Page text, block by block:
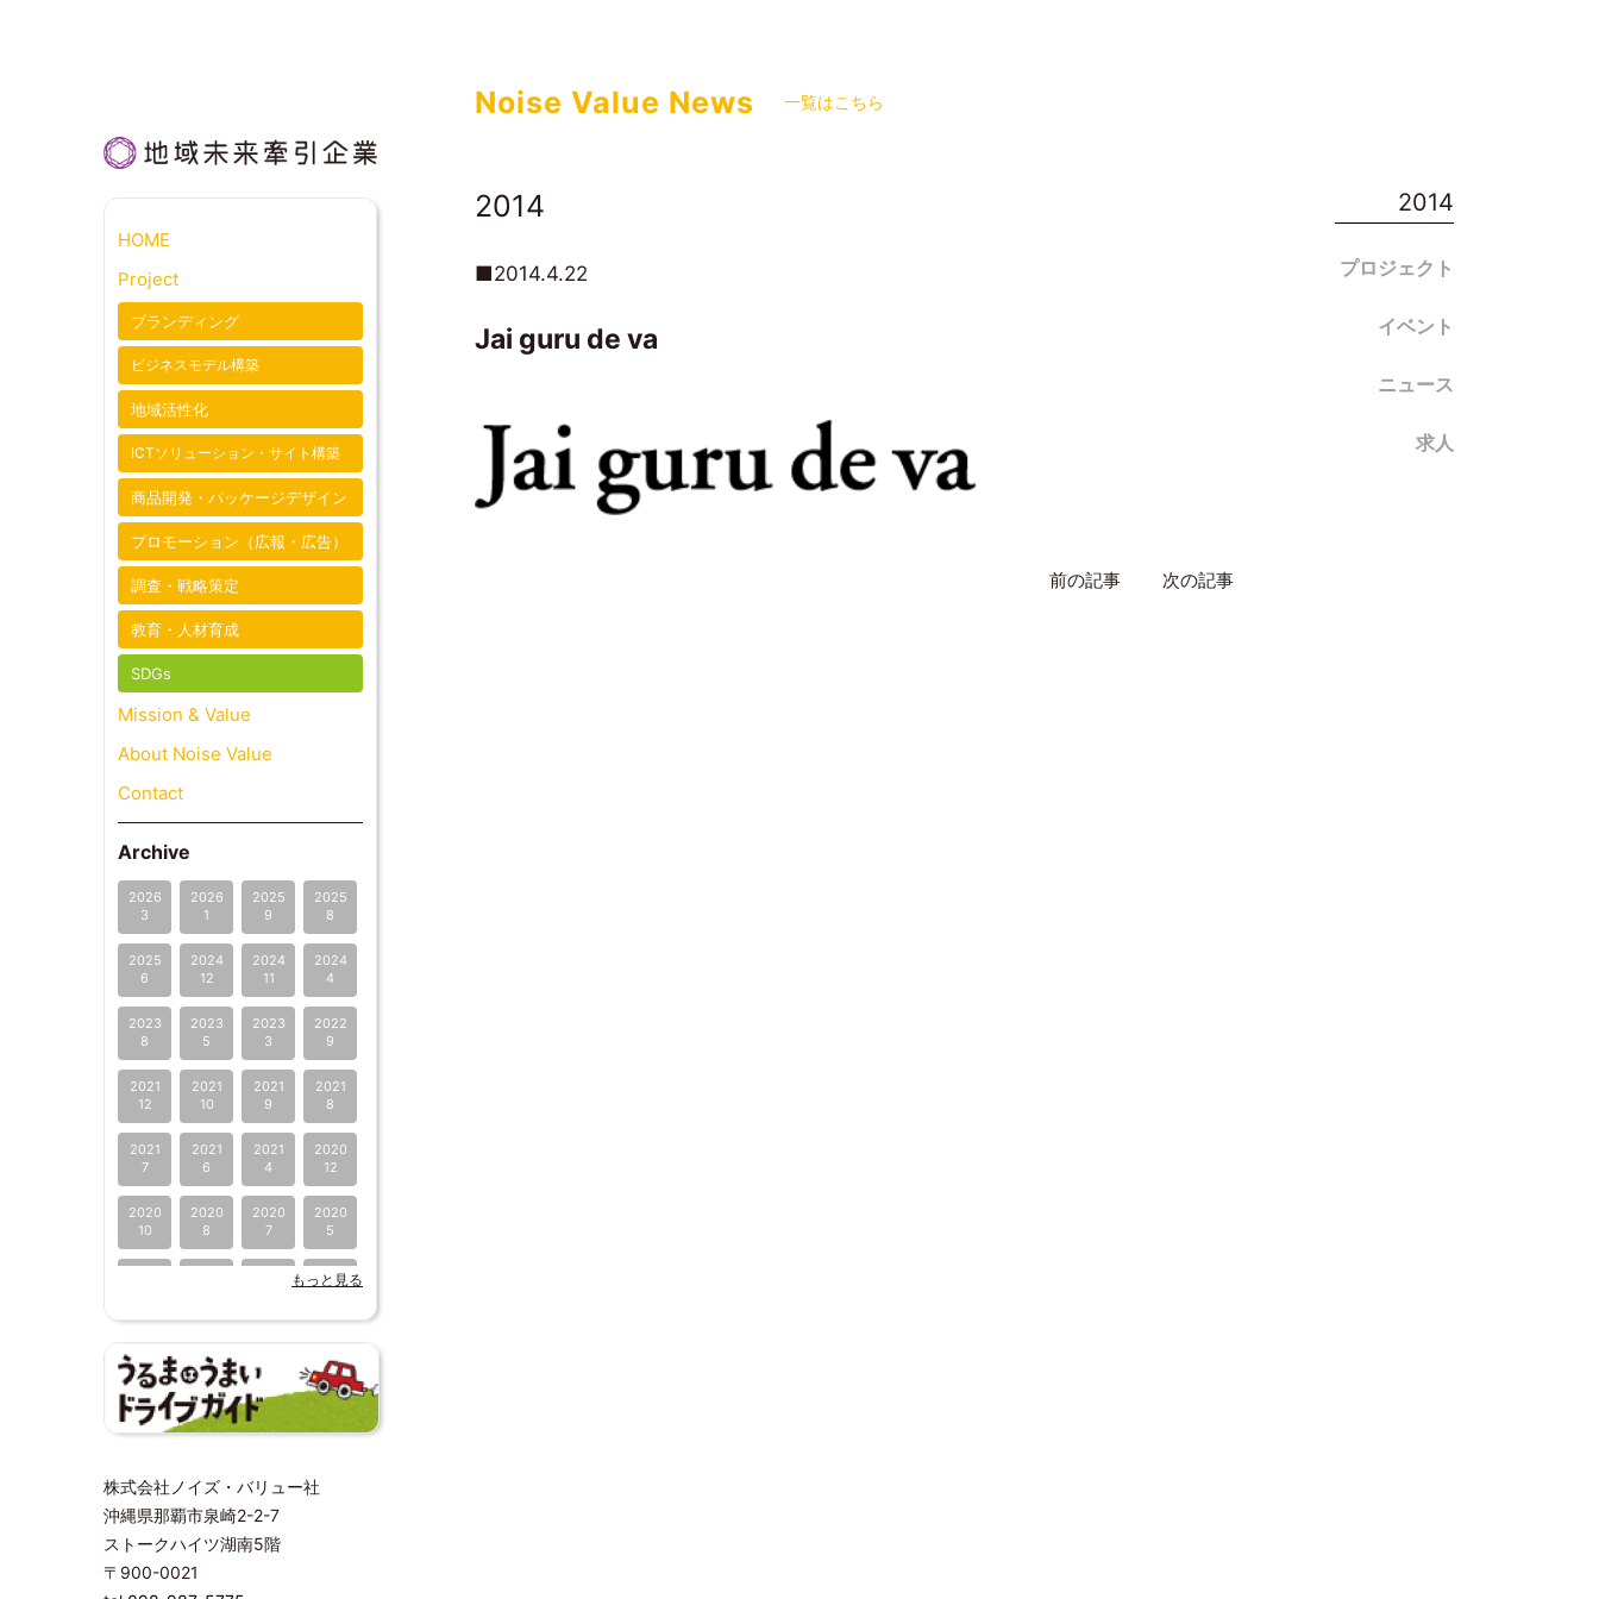
Noise Value News 一覧はこちら
2014
■2014.4.22
Jai guru de va
前の記事 次の記事
2014
プロジェクト
イベント
ニュース
求人
HOME
Project
ブランディング
ビジネスモデル構築
地域活性化
ICTソリューション・サイト構築
商品開発・パッケージデザイン
プロモーション（広報・広告）
調査・戦略策定
教育・人材育成
SDGs
Mission & Value
About Noise Value
Contact
Archive
2026
3
2026
1
2025
9
2025
8
2025
6
2024
12
2024
11
2024
4
2023
8
2023
5
2023
3
2022
9
2021
12
2021
10
2021
9
2021
8
2021
7
2021
6
2021
4
2020
12
2020
10
2020
8
2020
7
2020
5
2019
4
1
2018
12
2018
11
2018
2018
4
2
12
2017
4
2016
12
10
2016 2016
もっと見る
株式会社ノイズ・バリュー社
沖縄県那覇市泉崎2-2-7
ストークハイツ湖南5階
〒900-0021